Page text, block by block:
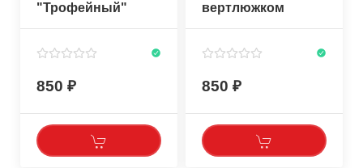
"Трофейный"
Штопор
850
вертлюжком
Salvimar 25 см
850